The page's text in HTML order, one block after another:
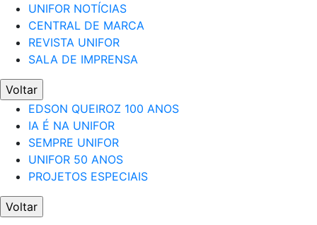
UNIFOR NOTÍCIAS
CENTRAL DE MARCA
REVISTA UNIFOR
SALA DE IMPRENSA
Voltar
EDSON QUEIROZ 100 ANOS
IA É NA UNIFOR
SEMPRE UNIFOR
UNIFOR 50 ANOS
PROJETOS ESPECIAIS
Voltar